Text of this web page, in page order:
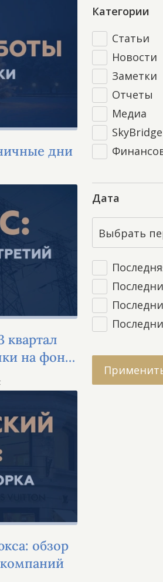
дни
квартал
на фоне
обзор
Категории
Статьи
Новости
Заметки
Отчеты
Медиа
Дата
Выбрать